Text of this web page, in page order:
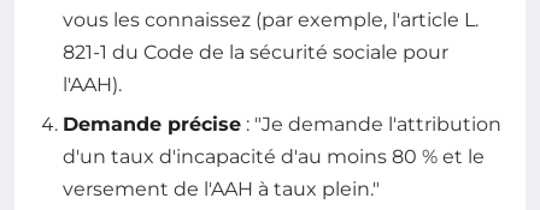
vous les connaissez (par exemple, l'article L.
821-1 du Code de la sécurité sociale pour
l'AAH).
Demande précise : "Je demande l'attribution
d'un taux d'incapacité d'au moins 80 % et le
versement de l'AAH à taux plein."